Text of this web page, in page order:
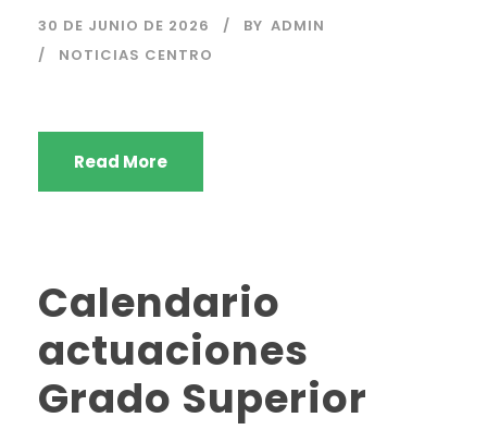
30 DE JUNIO DE 2026 BY ADMIN
NOTICIAS CENTRO
Read More
Calendario
actuaciones
Grado Superior